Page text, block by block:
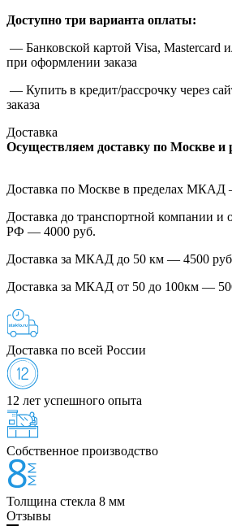
Доступно три варианта оплаты:
— Банковской картой Visa, Mastercard
при оформлении заказа
— Купить в кредит/рассрочку через
заказа
Доставка
Осуществляем доставку по Москве и
Доставка по Москве в пределах МКАД
Доставка до транспортной компании и
РФ — 4000 руб.
Доставка за МКАД до 50 км — 4500
Доставка за МКАД от 50 до 100км —
Доставка по всей России
12 лет успешного опыта
Собственное производство
Толщина стекла 8 мм
Отзывы